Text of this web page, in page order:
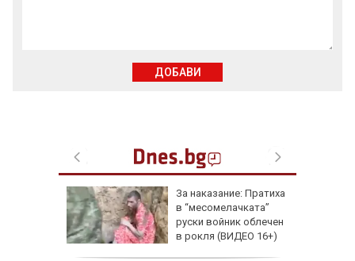
За наказание: Пратиха
в “месомелачката”
руски войник облечен
в рокля (ВИДЕО 16+)
ДОБАВИ